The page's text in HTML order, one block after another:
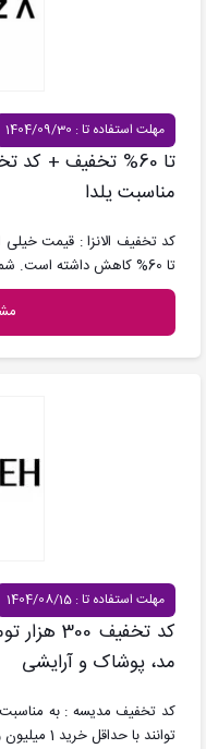
مهلت استفاده تا : 1404/09/30
مناسبت یلدا
کد تخفیف الانزا : قیمت خیلی
تا 60% کاهش داشته است. شما می توانید در این جشنواره علاوه
مهلت استفاده تا : 1404/08/15
کد تخفیف
مد، پوشاک و آرایشی
کد تخفیف مدیسه : به مناسبت
توانند با حداقل خرید 1 میلیون و 800 هزار تومان از دسته